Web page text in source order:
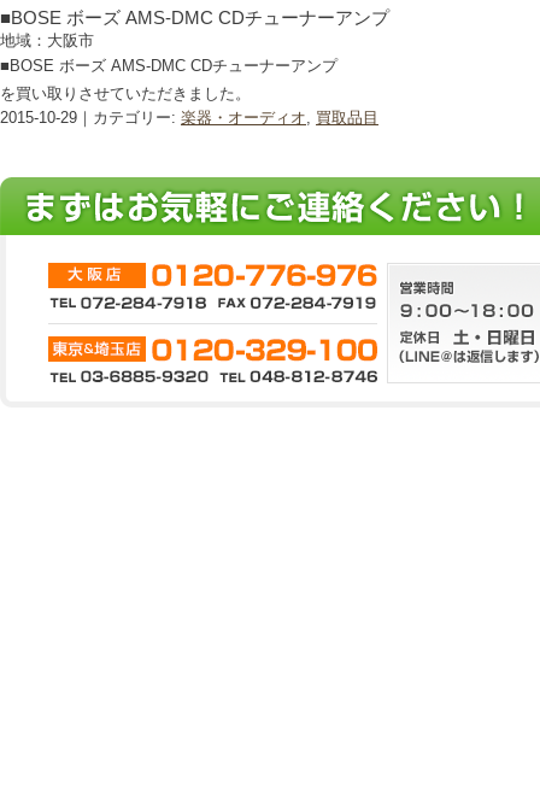
■BOSE ボーズ AMS-DMC CDチューナーアンプ
地域：大阪市
■BOSE ボーズ AMS-DMC CDチューナーアンプ
を買い取りさせていただきました。
2015-10-29｜カテゴリー: 楽器・オーディオ, 買取品目